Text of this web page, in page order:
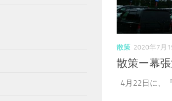
散策 2020年7月
散策ー幕
4月22日に、